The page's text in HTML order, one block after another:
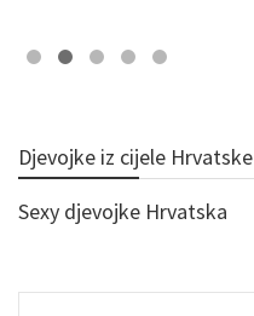
Djevojke iz cijele Hrvatske
Sexy djevojke Hrvatska